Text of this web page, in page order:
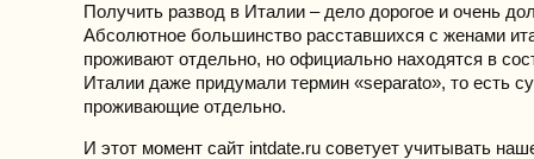
Получить развод в Италии – дело дорогое и очень
Абсолютное большинство расставшихся с женами
проживают отдельно, но официально находятся в
Италии даже придумали термин «separato», то есть
проживающие отдельно.
И этот момент сайт intdate.ru советует учитывать